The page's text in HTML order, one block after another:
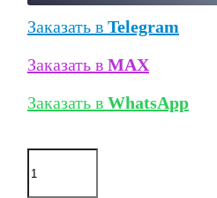
Заказать в Telegram
Заказать в MAX
Заказать в WhatsApp
Количество
товара